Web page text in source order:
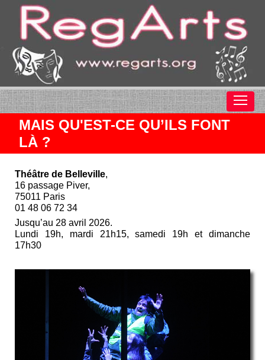
MAIS QU'EST-CE QU’ILS FONT
LÀ ?
Théâtre de Belleville,
16 passage Piver,
75011 Paris
01 48 06 72 34
Jusqu’au 28 avril 2026.
Lundi 19h, mardi 21h15, samedi 19h et dimanche
17h30